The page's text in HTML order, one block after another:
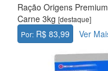
Ração Origens
Carne 3kg [destaque]
Por: R$ 83,99 Ver